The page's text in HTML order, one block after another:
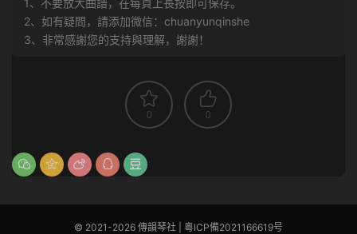
1、不要放大曲譜，在每頁上長按即可保存。
2、如有疑問，請添加微信：chuanyunqinshe
3、非常感謝您的支持與理解，謝謝！
0 0
© 2021-2026 傳韻琴社 | 粵ICP備2021166619号